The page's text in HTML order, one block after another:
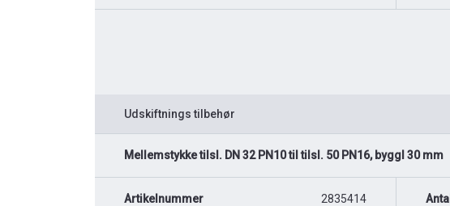
Udskiftnings tilbehør
Mellemstykke tilsl. DN 32 PN10 til tilsl. 50 PN16, byggl 30 mm
Artikelnummer 2835414 Antal